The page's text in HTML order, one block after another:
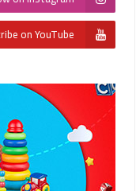
on YouTube